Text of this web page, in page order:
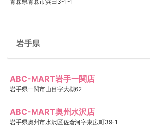
青森県青森市浜田3-1-1
岩手県
ABC-MART岩手一関店
岩手県一関市山目字大槻62
ABC-MART奥州水沢店
岩手県奥州市水沢区佐倉河字東広町39-1